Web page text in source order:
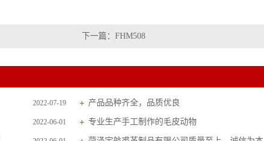
下一篇： FHM508
2022-07-19 产品品种齐全，品质优良
2022-06-01 专业生产手工制作的毛皮动物